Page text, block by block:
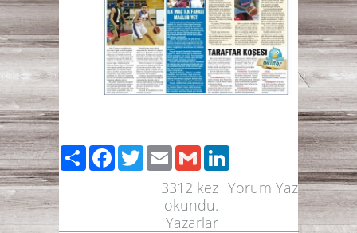
PaylaşFacebook
TwitterEmailGmail
Yorum Yaz
3312 kez
okundu.
Yazarlar